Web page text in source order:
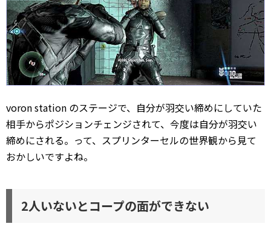
voron station のステージで、自分が羽交い締めにしていた
相手からポジションチェンジされて、今度は自分が羽交い
締めにされる。って、スプリンターセルの世界観から見て
おかしいですよね。
2人いないとコープの面ができない